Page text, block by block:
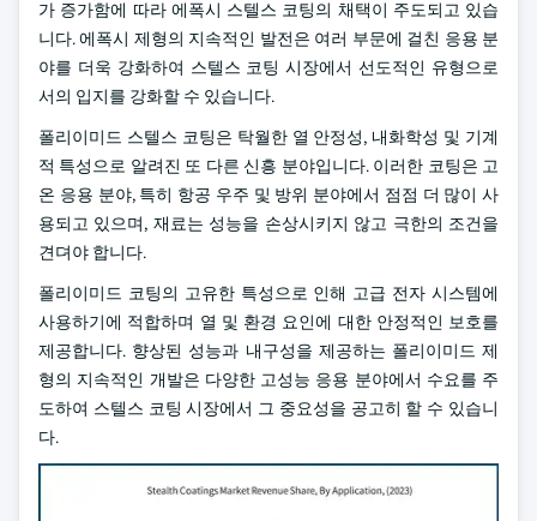
가 증가함에 따라 에폭시 스텔스 코팅의 채택이 주도되고 있습
니다. 에폭시 제형의 지속적인 발전은 여러 부문에 걸친 응용 분
야를 더욱 강화하여 스텔스 코팅 시장에서 선도적인 유형으로
서의 입지를 강화할 수 있습니다.
폴리이미드 스텔스 코팅은 탁월한 열 안정성, 내화학성 및 기계
적 특성으로 알려진 또 다른 신흥 분야입니다. 이러한 코팅은 고
온 응용 분야, 특히 항공 우주 및 방위 분야에서 점점 더 많이 사
용되고 있으며, 재료는 성능을 손상시키지 않고 극한의 조건을
견뎌야 합니다.
폴리이미드 코팅의 고유한 특성으로 인해 고급 전자 시스템에
사용하기에 적합하며 열 및 환경 요인에 대한 안정적인 보호를
제공합니다. 향상된 성능과 내구성을 제공하는 폴리이미드 제
형의 지속적인 개발은 다양한 고성능 응용 분야에서 수요를 주
도하여 스텔스 코팅 시장에서 그 중요성을 공고히 할 수 있습니
다.